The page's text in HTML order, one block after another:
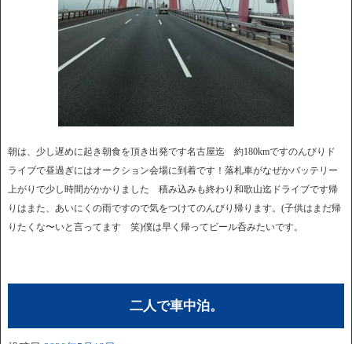
朝は、少し遅めに起き朝食を頂き出発です名古屋迄 約180kmですのんびりド
ライブで昼過ぎにはオークション会場に到着です！落札車がなぜかバッテリー
上がりで少し時間がかかりました 積み込みも終わり和歌山迄ドライブです帰
りはまた、あいにくの雨ですので気をつけてのんびり帰ります。(子供はまだ帰
りたくな〜いと言ってます 笑)僕は早く帰ってビール呑みたいです。
二人で車中泊。